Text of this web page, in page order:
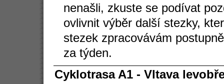
nenašli, zkuste se podívat
ovlivnit výběr další stezky,
stezek zpracovávám
za týden.
Cyklotrasa A1 - Vltava